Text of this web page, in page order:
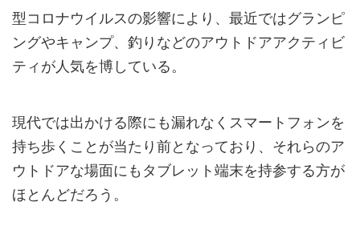
型コロナウイルスの影響により、最近ではグランピ
ングやキャンプ、釣りなどのアウトドアアクティビ
ティが人気を博している。
現代では出かける際にも漏れなくスマートフォンを
持ち歩くことが当たり前となっており、それらのア
ウトドアな場面にもタブレット端末を持参する方が
ほとんどだろう。